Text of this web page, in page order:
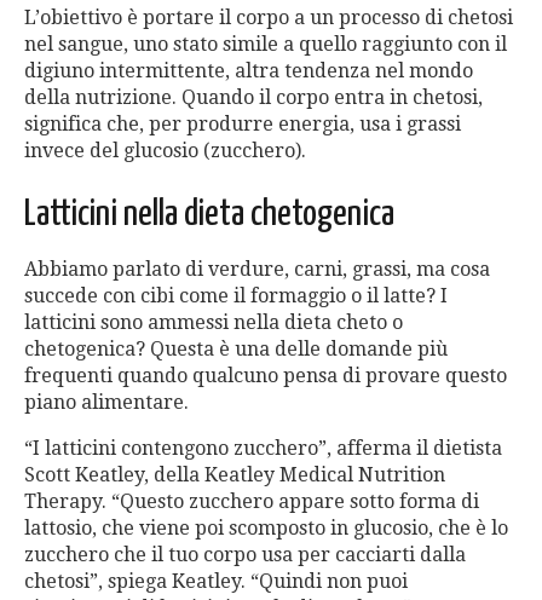
L’obiettivo è portare il corpo a un processo di chetosi
nel sangue, uno stato simile a quello raggiunto con il
digiuno intermittente, altra tendenza nel mondo
della nutrizione. Quando il corpo entra in chetosi,
significa che, per produrre energia, usa i grassi
invece del glucosio (zucchero).
Latticini nella dieta chetogenica
Abbiamo parlato di verdure, carni, grassi, ma cosa
succede con cibi come il formaggio o il latte? I
latticini sono ammessi nella dieta cheto o
chetogenica? Questa è una delle domande più
frequenti quando qualcuno pensa di provare questo
piano alimentare.
“I latticini contengono zucchero”, afferma il dietista
Scott Keatley, della Keatley Medical Nutrition
Therapy. “Questo zucchero appare sotto forma di
lattosio, che viene poi scomposto in glucosio, che è lo
zucchero che il tuo corpo usa per cacciarti dalla
chetosi”, spiega Keatley. “Quindi non puoi